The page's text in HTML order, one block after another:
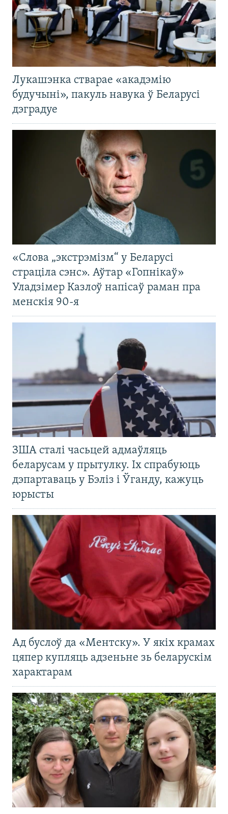
Лукашэнка стварае «акадэмію
будучыні», пакуль навука ў Беларусі
дэградуе
«Слова „экстрэмізм“ у Беларусі
страціла сэнс». Аўтар «Гопнікаў»
Уладзімер Казлоў напісаў раман пра
менскія 90-я
ЗША сталі часьцей адмаўляць
беларусам у прытулку. Іх спрабуюць
дэпартаваць у Бэліз і Ўганду, кажуць
юрысты
Ад буслоў да «Ментску». У якіх крамах
цяпер купляць адзеньне зь беларускім
характарам